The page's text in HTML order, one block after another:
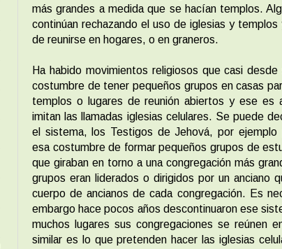
más grandes a medida que se hacían templos.
continúan rechazando el uso de iglesias y
de reunirse en hogares, o en graneros.
Ha habido movimientos religiosos que casi
costumbre de tener pequeños grupos en casas
templos o lugares de reunión abiertos y ese es
imitan las llamadas iglesias celulares. Se puede
el sistema, los Testigos de Jehová, por ejemplo
esa costumbre de formar pequeños grupos de
que giraban en torno a una congregación más
grupos eran liderados o dirigidos por un anciano
cuerpo de ancianos de cada congregación. Es
embargo hace pocos años descontinuaron ese
muchos lugares sus congregaciones se reúnen
similar es lo que pretenden hacer las iglesias